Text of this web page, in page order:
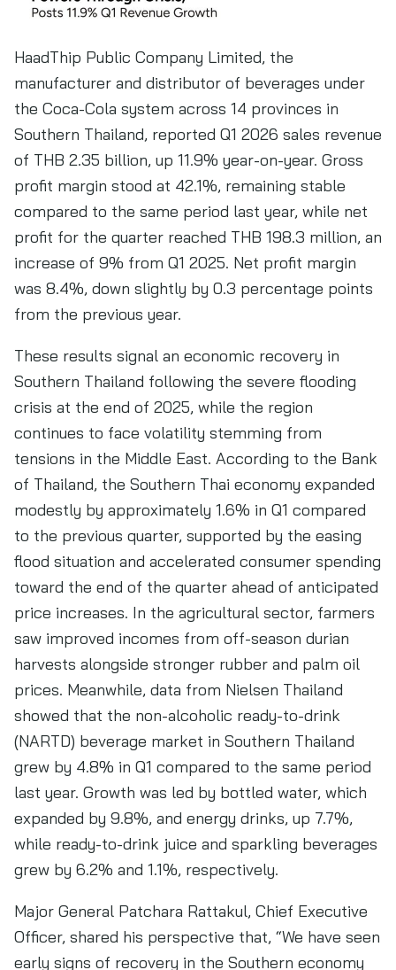
HaadThip Public Company Limited, the
manufacturer and distributor of beverages under
the Coca-Cola system across 14 provinces in
Southern Thailand, reported Q1 2026 sales revenue
of THB 2.35 billion, up 11.9% year-on-year. Gross
profit margin stood at 42.1%, remaining stable
compared to the same period last year, while net
profit for the quarter reached THB 198.3 million, an
increase of 9% from Q1 2025. Net profit margin
was 8.4%, down slightly by 0.3 percentage points
from the previous year.
These results signal an economic recovery in
Southern Thailand following the severe flooding
crisis at the end of 2025, while the region
continues to face volatility stemming from
tensions in the Middle East. According to the Bank
of Thailand, the Southern Thai economy expanded
modestly by approximately 1.6% in Q1 compared
to the previous quarter, supported by the easing
flood situation and accelerated consumer spending
toward the end of the quarter ahead of anticipated
price increases. In the agricultural sector, farmers
saw improved incomes from off-season durian
harvests alongside stronger rubber and palm oil
prices. Meanwhile, data from Nielsen Thailand
showed that the non-alcoholic ready-to-drink
(NARTD) beverage market in Southern Thailand
grew by 4.8% in Q1 compared to the same period
last year. Growth was led by bottled water, which
expanded by 9.8%, and energy drinks, up 7.7%,
while ready-to-drink juice and sparkling beverages
grew by 6.2% and 1.1%, respectively.
Major General Patchara Rattakul, Chief Executive
Officer, shared his perspective that, “We have seen
early signs of recovery in the Southern economy